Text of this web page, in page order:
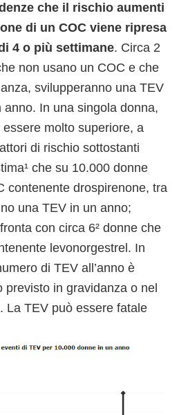
che il rischio aumenti
di un COC viene ripresa
4 o più settimane. Circa 2
non usano un COC e che
svilupperanno una TEV
anno. In una singola donna,
molto superiore, a
di rischio sottostanti
che su 10.000 donne
contenente drospirenone, tra
una TEV in un anno;
con circa 6² donne che
levonorgestrel. In
di TEV all’anno è
previsto in gravidanza o nel
La TEV può essere fatale